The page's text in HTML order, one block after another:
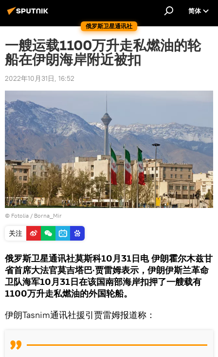
俄罗斯卫星通讯社
简体
一艘运载1100万升走私燃油的轮
船在伊朗海岸附近被扣
2022年10月31日, 16:52
© Fotolia / Borna_Mir
关注
俄罗斯卫星通讯社莫斯科10月31日电 伊朗霍尔木兹甘
省首席大法官莫吉塔巴·贾雷姆表示，伊朗伊斯兰革命
卫队海军10月31日在该国南部海岸扣押了一艘载有
1100万升走私燃油的外国轮船。
伊朗Tasnim通讯社援引贾雷姆报道称：